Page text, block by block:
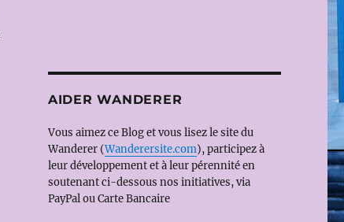
AIDER WANDERER
Vous aimez ce Blog et vous lisez le site du
Wanderer (Wanderersite.com), participez à
leur développement et à leur pérennité en
soutenant ci-dessous nos initiatives, via
PayPal ou Carte Bancaire